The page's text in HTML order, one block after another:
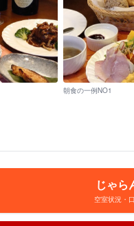
朝食の一例NO1
じゃら
空室状況・